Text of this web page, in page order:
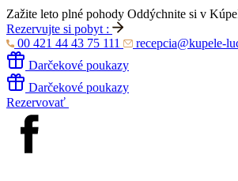
Zažite leto plné pohody Oddýchnite si v
Rezervujte si pobyt :
00 421 44 43 75 111
recepcia@kupele-
Darčekové poukazy
Darčekové poukazy
Rezervovať